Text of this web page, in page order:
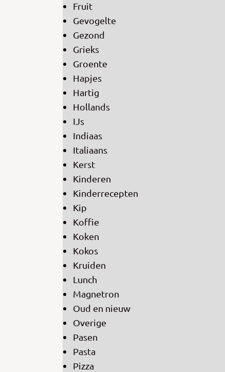
Fruit
Gevogelte
Gezond
Grieks
Groente
Hapjes
Hartig
Hollands
IJs
Indiaas
Italiaans
Kerst
Kinderen
Kinderrecepten
Kip
Koffie
Koken
Kokos
Kruiden
Lunch
Magnetron
Oud en nieuw
Overige
Pasen
Pasta
Pizza